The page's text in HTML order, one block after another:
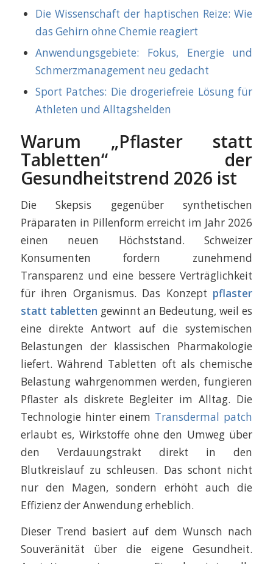
Die Wissenschaft der haptischen Reize: Wie
das Gehirn ohne Chemie reagiert
Anwendungsgebiete: Fokus, Energie und
Schmerzmanagement neu gedacht
Sport Patches: Die drogeriefreie Lösung für
Athleten und Alltagshelden
Warum „Pflaster statt
Tabletten“ der
Gesundheitstrend 2026 ist
Die Skepsis gegenüber synthetischen
Präparaten in Pillenform erreicht im Jahr 2026
einen neuen Höchststand. Schweizer
Konsumenten fordern zunehmend
Transparenz und eine bessere Verträglichkeit
für ihren Organismus. Das Konzept pflaster
statt tabletten gewinnt an Bedeutung, weil es
eine direkte Antwort auf die systemischen
Belastungen der klassischen Pharmakologie
liefert. Während Tabletten oft als chemische
Belastung wahrgenommen werden, fungieren
Pflaster als diskrete Begleiter im Alltag. Die
Technologie hinter einem Transdermal patch
erlaubt es, Wirkstoffe ohne den Umweg über
den Verdauungstrakt direkt in den
Blutkreislauf zu schleusen. Das schont nicht
nur den Magen, sondern erhöht auch die
Effizienz der Anwendung erheblich.
Dieser Trend basiert auf dem Wunsch nach
Souveränität über die eigene Gesundheit.